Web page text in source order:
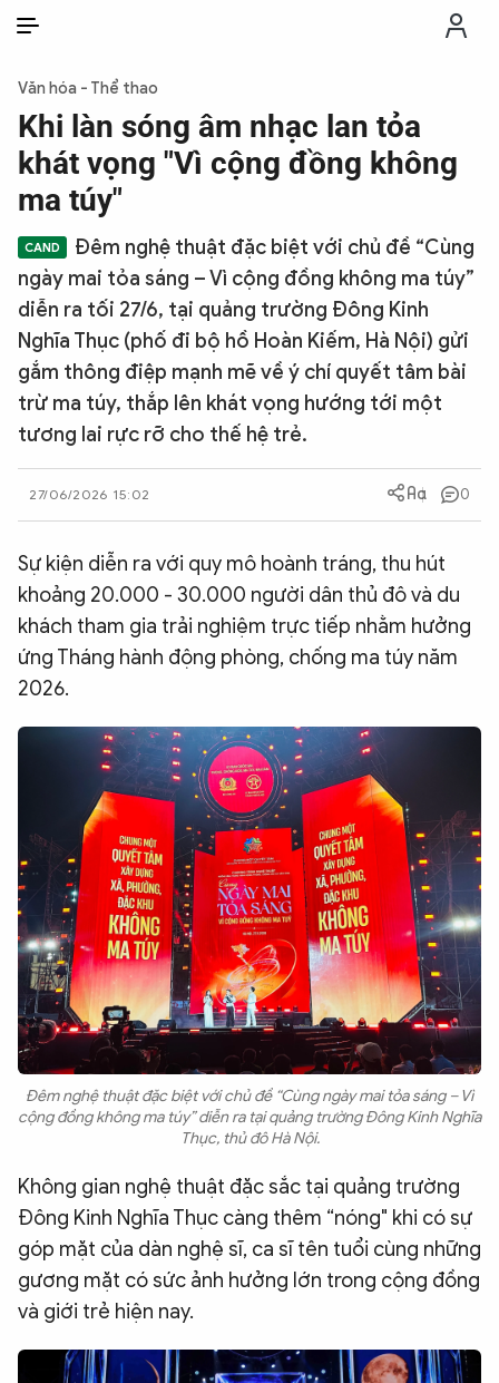
THỜI SỰ
CHỐNG DIỄN BIẾN HÒA BÌNH
CÔNG AN TRONG LÒNG DÂN
XÃ HỘI
PHÁP LUẬT
QUỐC TẾ
VĂN HÓA - THỂ THAO
BẠN ĐỌC & CAND
ĐA PHƯƠNG TIỆN
eMagazine
Podcast
Ảnh
Infographic
Chuyên trang An ninh thế giới
Văn nghệ Công an
Chuyên đề
Văn hóa - Thể thao
Khi làn sóng âm nhạc lan tỏa
khát vọng "Vì cộng đồng không
ma túy"
Đêm nghệ thuật đặc biệt với chủ đề “Cùng
ngày mai tỏa sáng – Vì cộng đồng không ma túy”
diễn ra tối 27/6, tại quảng trường Đông Kinh
Nghĩa Thục (phố đi bộ hồ Hoàn Kiếm, Hà Nội) gửi
gắm thông điệp mạnh mẽ về ý chí quyết tâm bài
trừ ma túy, thắp lên khát vọng hướng tới một
tương lai rực rỡ cho thế hệ trẻ.
27/06/2026 15:02 0
Sự kiện diễn ra với quy mô hoành tráng, thu hút
khoảng 20.000 - 30.000 người dân thủ đô và du
khách tham gia trải nghiệm trực tiếp nhằm hưởng
ứng Tháng hành động phòng, chống ma túy năm
2026.
Đêm nghệ thuật đặc biệt với chủ đề “Cùng ngày mai tỏa sáng – Vì
cộng đồng không ma túy” diễn ra tại quảng trường Đông Kinh Nghĩa
Thục, thủ đô Hà Nội.
Không gian nghệ thuật đặc sắc tại quảng trường
Đông Kinh Nghĩa Thục càng thêm “nóng" khi có sự
góp mặt của dàn nghệ sĩ, ca sĩ tên tuổi cùng những
gương mặt có sức ảnh hưởng lớn trong cộng đồng
và giới trẻ hiện nay.